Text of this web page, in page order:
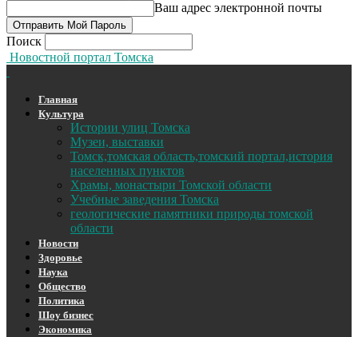
Ваш адрес электронной почты
Поиск
Новостной портал Томска
Главная
Культура
Истории улиц Томска
Музеи, выставки
Томск,томская область,томский портал,история
населенных пунктов
Храмы, монастыри Томской области
Учебные заведения Томска
геологические памятники природы томской
области
Новости
Здоровье
Наука
Общество
Политика
Шоу бизнес
Экономика